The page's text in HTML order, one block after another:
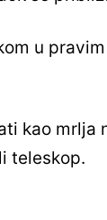
u
kao mrlja
teleskop.